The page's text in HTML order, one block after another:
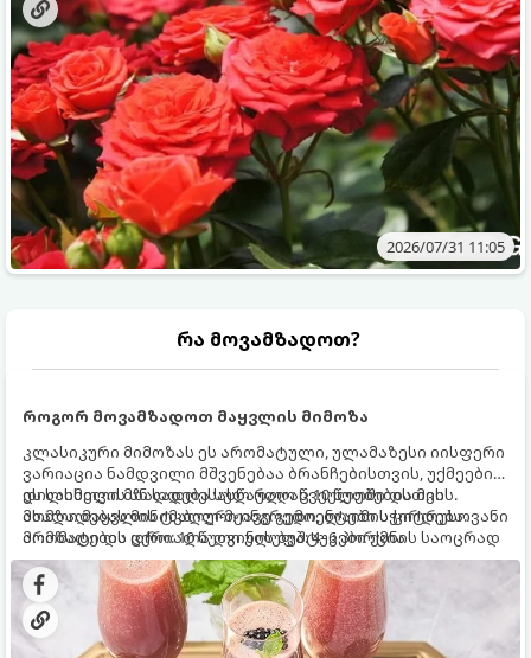
2026/07/31 11:05
რა მოვამზადოთ?
როგორ მოვამზადოთ მაყვლის მიმოზა
კლასიკური მიმოზას ეს არომატული, ულამაზესი იისფერი
ვარიაცია ნამდვილი მშვენებაა ბრანჩებისთვის, უქმეების
დილისთვის ან სადღესასწაულო წვეულებებისთვის.
ახალი მაყვლის ტკბილ-მჟავე გემო, ლაიმის ციტრუსოვანი
არომატი და ცქრიალა ღვინის ბუშტუკები ქმნის საოცრად
დახვეწილ და მაგრილებელ კოქტეილს.
ეს სასმელი მზადდება სულ რაღაც 10 წუთში და მის
მომზადებას მინიმალური ინგრედიენტები სჭირდება.
მომზადების დრო: 10 წუთი ულუფა: 4–6 პორცია